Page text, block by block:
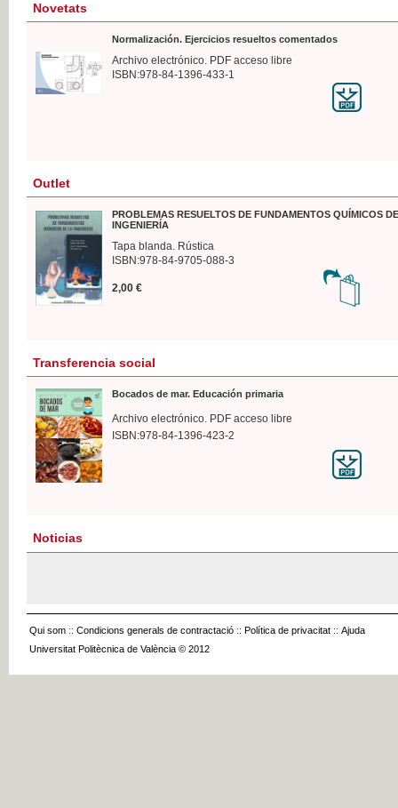
Novetats
Normalización. Ejercicios resueltos comentados
Archivo electrónico. PDF acceso libre
ISBN:978-84-1396-433-1
Outlet
PROBLEMAS RESUELTOS DE FUNDAMENTOS QUÍMICOS
INGENIERÍA
Tapa blanda. Rústica
ISBN:978-84-9705-088-3
2,00 €
Transferencia social
Bocados de mar. Educación primaria
Archivo electrónico. PDF acceso libre
ISBN:978-84-1396-423-2
Noticias
Qui som :: Condicions generals de contractació :: Política de privacitat :: Ajuda
Universitat Politècnica de València © 2012